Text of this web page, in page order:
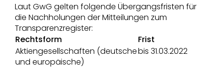
Laut GwG gelten folgende Übergangsfristen für
die Nachholungen der Mitteilungen zum
Transparenzregister:
Rechtsform
Frist
Aktiengesellschaften (deutsche
und europäische)
bis 31.03.2022